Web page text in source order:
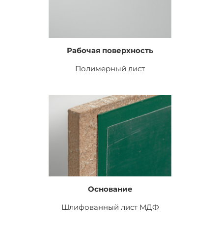
Рабочая поверхность
Полимерный лист
Основание
Шлифованный лист МДФ